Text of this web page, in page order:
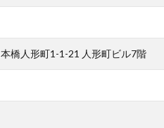
橋人形町1-1-21 人形町ビル7階